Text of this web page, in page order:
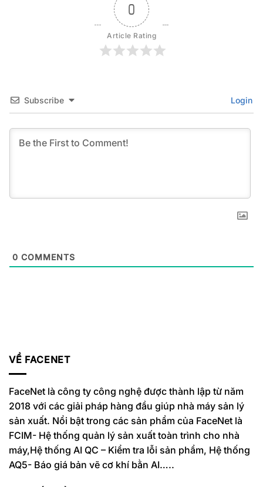
0
Article Rating
Subscribe Login
0 COMMENTS
VỀ FACENET
FaceNet là công ty công nghệ được thành lập từ năm
2018 với các giải pháp hàng đầu giúp nhà máy sản lý
sản xuất. Nổi bật trong các sản phẩm của FaceNet là
FCIM- Hệ thống quản lý sản xuất toàn trình cho nhà
máy,Hệ thống AI QC – Kiểm tra lỗi sản phẩm, Hệ thống
AQ5- Báo giá bản vẽ cơ khí bằn AI…..